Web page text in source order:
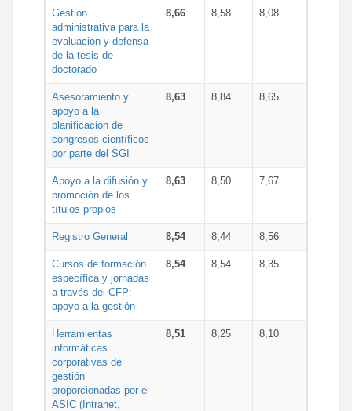
Gestión
administrativa para la
evaluación y defensa
de la tesis de
doctorado
8,66 8,58 8,08
Asesoramiento y
apoyo a la
planificación de
congresos científicos
por parte del SGI
8,63 8,84 8,65
Apoyo a la difusión y
promoción de los
títulos propios
8,63 8,50 7,67
Registro General 8,54 8,44 8,56
Cursos de formación
específica y jornadas
a través del CFP:
apoyo a la gestión
8,54 8,54 8,35
Herramientas
informáticas
corporativas de
gestión
proporcionadas por el
ASIC (Intranet,
8,51 8,25 8,10